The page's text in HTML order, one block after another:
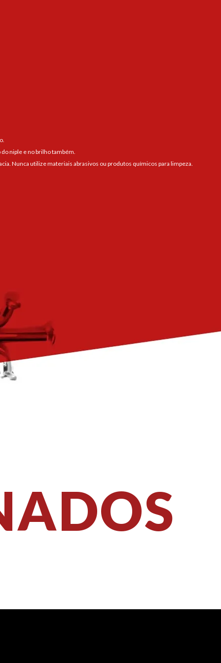
niple e no brilho também.
Nunca utilize materiais abrasivos ou produtos químicos para limpeza.